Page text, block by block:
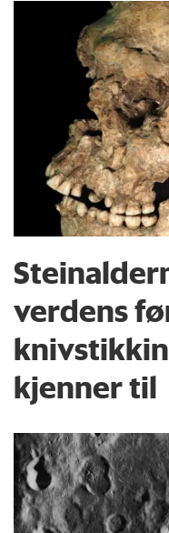
verdens
kjenner til